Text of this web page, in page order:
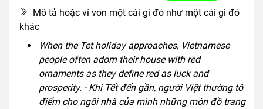
Mô tả hoặc ví von một cái gì đó như một cái gì đó
khác
When the Tet holiday approaches, Vietnamese
people often adorn their house with red
ornaments as they define red as luck and
prosperity. - Khi Tết đến gần, người Việt thường tô
điểm cho ngôi nhà của mình những món đồ trang